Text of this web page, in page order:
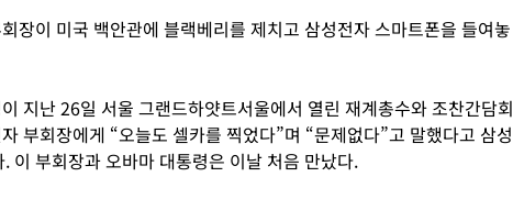
장이 미국 백안관에 블랙베리를 제치고 삼성전자 스마트폰을 들여놓
지난 26일 서울 그랜드하얏트서울에서 열린 재계총수와 조찬간담회
부회장에게 “오늘도 셀카를 찍었다”며 “문제없다”고 말했다고 삼성
이 부회장과 오바마 대통령은 이날 처음 만났다.